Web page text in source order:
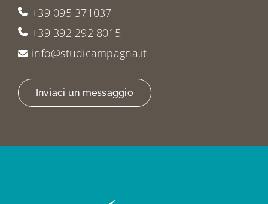
+39 095 371037
+39 392 292 8015
info@studicampagna.it
Inviaci un messaggio